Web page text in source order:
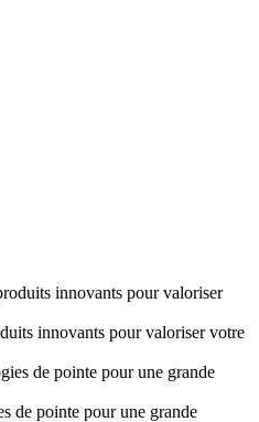
innovants pour valoriser votre
de pointe pour une grande